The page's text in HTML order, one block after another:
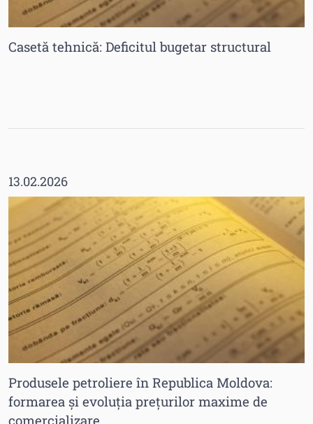
Casetă tehnică: Deficitul bugetar structural
13.02.2026
Produsele petroliere în Republica Moldova:
formarea și evoluția prețurilor maxime de
comercializare